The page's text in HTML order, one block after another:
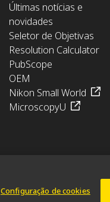
Últimas notícias e
novidades
Seletor de Objetivas
Resolution Calculator
PubScope
OEM
Nikon Small World
MicroscopyU
Configuração de cookies